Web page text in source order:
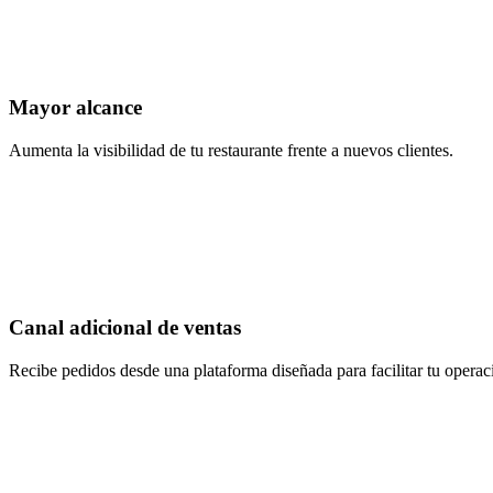
Mayor alcance
Aumenta la visibilidad de tu restaurante frente a nuevos clientes.
Canal adicional de ventas
Recibe pedidos desde una plataforma diseñada para facilitar tu